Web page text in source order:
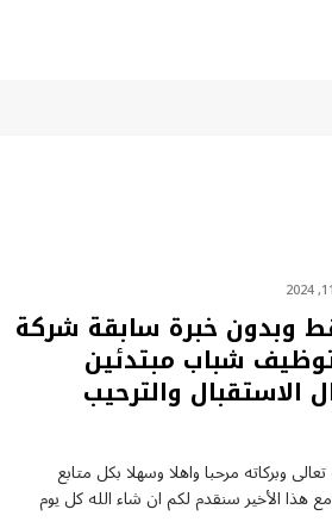
وبدون خبرة سابقة شركة
شباب مبتدئين
الاستقبال والترحيب
وبركاته مرحبا واهلا وسهلا بكل متابع
هذا الأخير سنقدم لكم ان شاء الله كل يوم